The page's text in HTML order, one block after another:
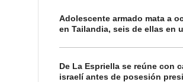
Adolescente armado mata a
en Tailandia, seis de ellas en
De La Espriella se reúne con
israelí antes de posesión